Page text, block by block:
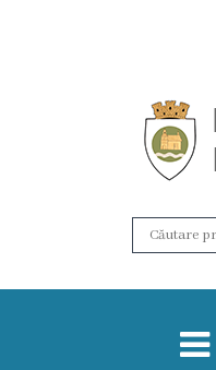
Amalgamare